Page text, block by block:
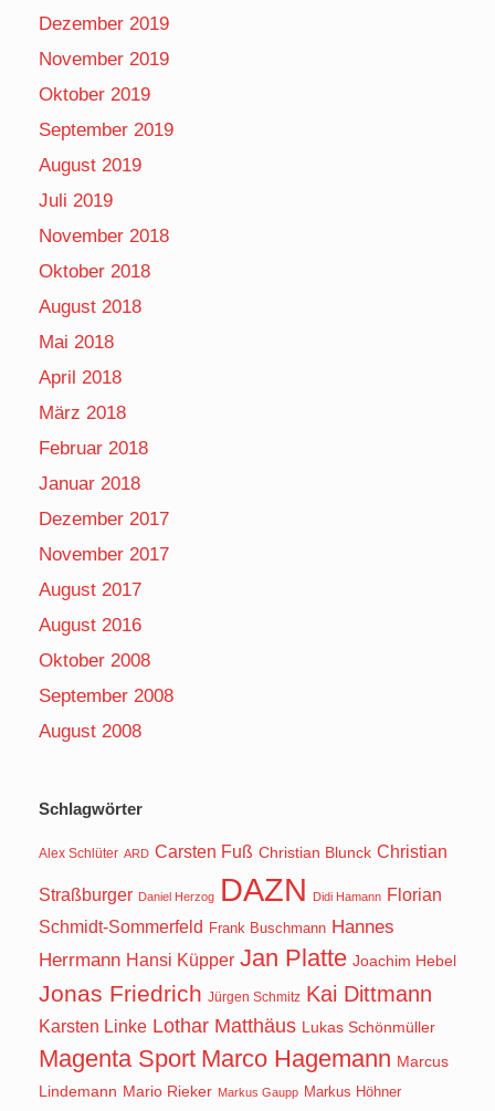
Dezember 2019
November 2019
Oktober 2019
September 2019
August 2019
Juli 2019
November 2018
Oktober 2018
August 2018
Mai 2018
April 2018
März 2018
Februar 2018
Januar 2018
Dezember 2017
November 2017
August 2017
August 2016
Oktober 2008
September 2008
August 2008
Schlagwörter
Alex Schlüter ARD Carsten Fuß Christian Blunck Christian
Straßburger Daniel Herzog DAZN Didi Hamann Florian
Schmidt-Sommerfeld Frank Buschmann Hannes
Herrmann Hansi Küpper Jan Platte Joachim Hebel
Jonas Friedrich Jürgen Schmitz Kai Dittmann
Karsten Linke Lothar Matthäus Lukas Schönmüller
Magenta Sport Marco Hagemann Marcus
Lindemann Mario Rieker Markus Gaupp Markus Höhner